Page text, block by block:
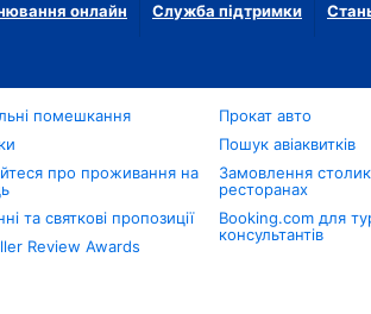
онлайн Служба підтримки
помешкання
про проживання на
та святкові пропозиції
Review Awards
Прокат авто
Пошук авіаквитків
Замовлення
ресторанах
Booking.com для
консультантів